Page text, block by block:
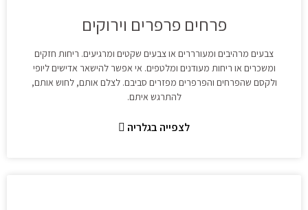
פרחים פרפרים וירוקים
צבעים מרהיבים ומעורררים או צבעים שקטים ומרגיעים. ריחות חזקים
ומשכרים או ריחות מעודנים ומלטפים. אי אפשר להישאר אדישים ליופי
ולקסם שהפרחים והפרפרים מפזרים סביבם. לצלם אותם, לחוש אותם,
להתרגש איתם.
לצפייה בגלריה